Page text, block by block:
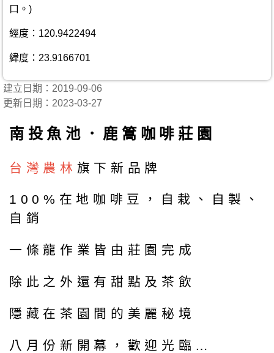
口。)
經度：120.9422494
緯度：23.9166701
建立日期：2019-09-06
更新日期：2023-03-27
南投魚池．鹿篙咖啡莊園
台灣農林 旗下新品牌
100%在地咖啡豆，自栽、自製、
自銷
一條龍作業皆由莊園完成
除此之外還有甜點及茶飲
隱藏在茶園間的美麗秘境
八月份新開幕，歡迎光臨…